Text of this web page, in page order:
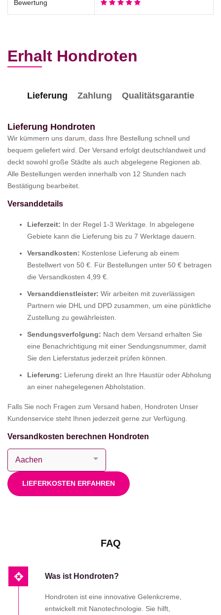
Bewertung
Erhalt Hondroten
Lieferung Zahlung Qualitätsgarantie
Lieferung Hondroten
Wir kümmern uns darum, dass Ihre Bestellung schnell und
bequem geliefert wird. Der Versand erfolgt deutschlandweit und
deckt sowohl große Städte als auch abgelegene Regionen ab.
Alle Bestellungen werden innerhalb von 12 Stunden nach
Bestätigung bearbeitet.
Versanddetails
Lieferzeit: In der Regel 1-3 Werktage. In abgelegene
Gebiete kann die Lieferung bis zu 7 Werktage dauern.
Versandkosten: Kostenlose Lieferung ab einem
Bestellwert von 50 €. Für Bestellungen unter 50 € betragen
die Versandkosten 4,99 €.
Versanddienstleister: Wir arbeiten mit zuverlässigen
Partnern wie DHL und DPD zusammen, um eine pünktliche
Zustellung zu gewährleisten.
Sendungsverfolgung: Nach dem Versand erhalten Sie
eine Benachrichtigung mit einer Sendungsnummer, damit
Sie den Lieferstatus jederzeit prüfen können.
Lieferung: Lieferung direkt an Ihre Haustür oder Abholung
an einer nahegelegenen Abholstation.
Falls Sie noch Fragen zum Versand haben, Hondroten Unser
Kundenservice steht Ihnen jederzeit gerne zur Verfügung.
Versandkosten berechnen Hondroten
LIEFERKOSTEN ERFAHREN
FAQ
Was ist Hondroten?
Hondroten ist eine innovative Gelenkcreme,
entwickelt mit Nanotechnologie. Sie hilft,